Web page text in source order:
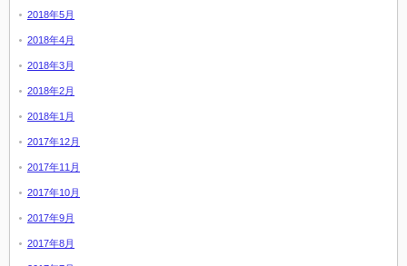
2018年5月
2018年4月
2018年3月
2018年2月
2018年1月
2017年12月
2017年11月
2017年10月
2017年9月
2017年8月